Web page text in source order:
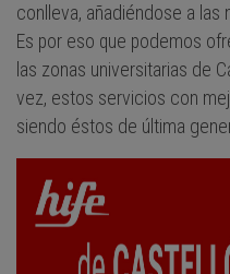
conlleva, añadiéndose a las
Es por eso que podemos
las zonas universitarias de
vez, estos servicios con
siendo éstos de última